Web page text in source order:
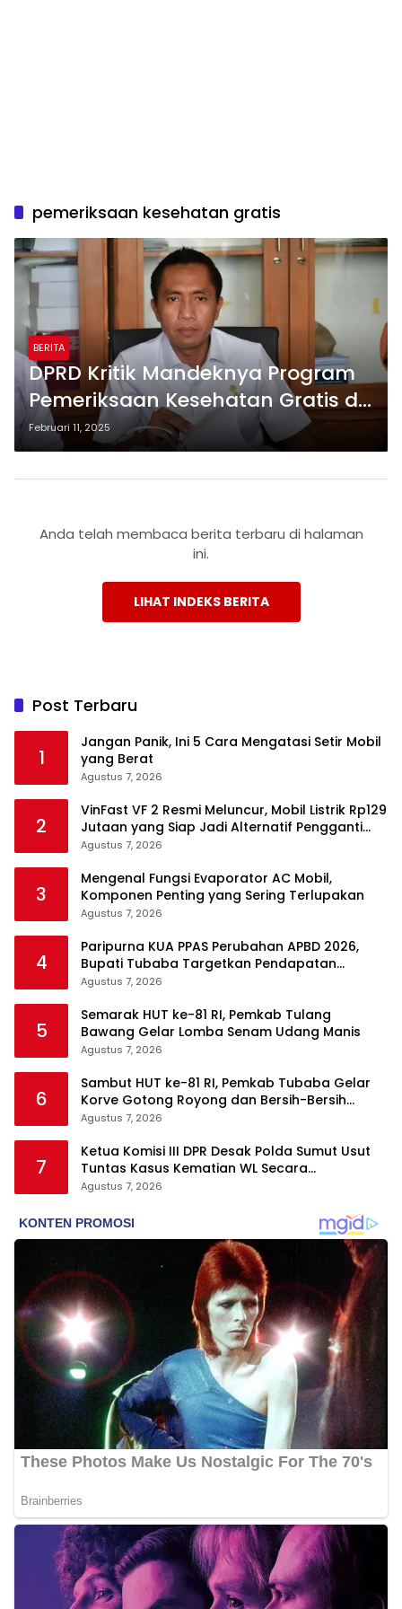
pemeriksaan kesehatan gratis
BERITA
DPRD Kritik Mandeknya Program
Pemeriksaan Kesehatan Gratis di
Bandar Lampung
Februari 11, 2025
Anda telah membaca berita terbaru di halaman
ini.
LIHAT INDEKS BERITA
Post Terbaru
1
Jangan Panik, Ini 5 Cara Mengatasi Setir Mobil
yang Berat
Agustus 7, 2026
2
VinFast VF 2 Resmi Meluncur, Mobil Listrik Rp129
Jutaan yang Siap Jadi Alternatif Pengganti
Motor
Agustus 7, 2026
3
Mengenal Fungsi Evaporator AC Mobil,
Komponen Penting yang Sering Terlupakan
Agustus 7, 2026
4
Paripurna KUA PPAS Perubahan APBD 2026,
Bupati Tubaba Targetkan Pendapatan
Daerah Rp820,3 Miliar
Agustus 7, 2026
5
Semarak HUT ke-81 RI, Pemkab Tulang
Bawang Gelar Lomba Senam Udang Manis
Agustus 7, 2026
6
Sambut HUT ke-81 RI, Pemkab Tubaba Gelar
Korve Gotong Royong dan Bersih-Bersih
Serentak
Agustus 7, 2026
7
Ketua Komisi III DPR Desak Polda Sumut Usut
Tuntas Kasus Kematian WL Secara
Transparan
Agustus 7, 2026